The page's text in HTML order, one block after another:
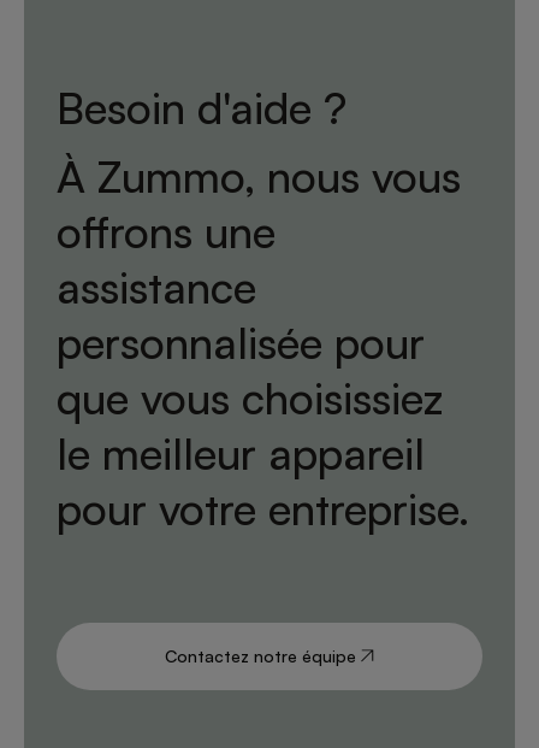
Besoin d'aide ?
À Zummo, nous vous
offrons une
assistance
personnalisée pour
que vous choisissiez
le meilleur appareil
pour votre entreprise.
Contactez notre équipe